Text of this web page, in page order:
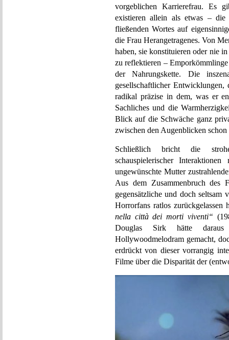
vorgeblichen Karrierefrau. Es
existieren allein als etwas – die
fließenden Wortes auf
die Frau Herangetragenes. Von
haben, sie konstituieren oder nie
zu reflektieren –
der Nahrungskette. Die
gesellschaftlicher
radikal präzise in dem, was er
Sachliches und die
Blick auf die Schwäche ganz
zwischen den Augenblicken
Schließlich bricht die
schauspielerischer
ungewünschte Mutter
Aus dem Zusammenbruch des
gegensätzliche und doch seltsam
Horrorfans ratlos
nella città dei morti viventi“
Douglas Sirk hätte daraus
Hollywoodmelodram gemacht,
erdrückt von dieser vorrangig
Filme über die Disparität der